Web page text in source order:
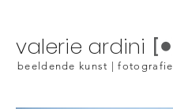
beeldende kunst | fotografie
valerie ardini